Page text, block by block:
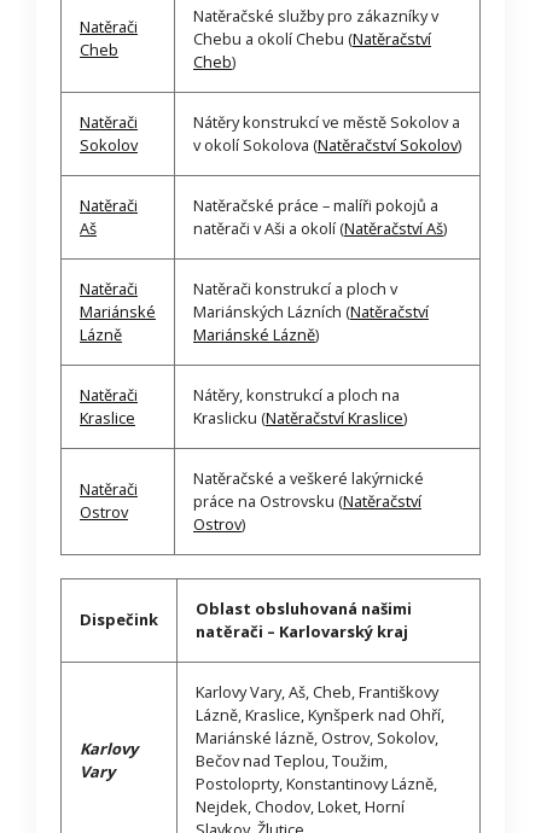
Natěrači
Cheb
Natěračské služby pro zákazníky v
Chebu a okolí Chebu (Natěračství
Cheb)
Natěrači
Sokolov
Nátěry konstrukcí ve městě Sokolov a
v okolí Sokolova (Natěračství Sokolov)
Natěrači
Aš
Natěračské práce – malíři pokojů a
natěrači v Aši a okolí (Natěračství Aš)
Natěrači
Mariánské
Lázně
Natěrači konstrukcí a ploch v
Mariánských Lázních (Natěračství
Mariánské Lázně)
Natěrači
Kraslice
Nátěry, konstrukcí a ploch na
Kraslicku (Natěračství Kraslice)
Natěrači
Ostrov
Natěračské a veškeré lakýrnické
práce na Ostrovsku (Natěračství
Ostrov)
Dispečink
Oblast obsluhovaná našimi
natěrači – Karlovarský kraj
Karlovy
Vary
Karlovy Vary, Aš, Cheb, Františkovy
Lázně, Kraslice, Kynšperk nad Ohří,
Mariánské lázně, Ostrov, Sokolov,
Bečov nad Teplou, Toužim,
Postoloprty, Konstantinovy Lázně,
Nejdek, Chodov, Loket, Horní